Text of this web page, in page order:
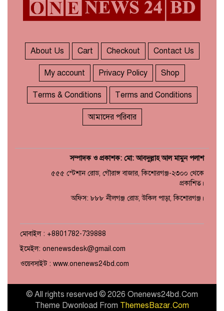
About Us Cart Checkout Contact Us
My account Privacy Policy Shop
Terms & Conditions Terms and Conditions
আমাদের পরিবার
সম্পাদক ও প্রকাশক: মো: আবদুল্লাহ আল মামুন পলাশ
৫৫৫ স্টেশান রোড, গৌরাঙ্গ বাজার, কিশোরগঞ্জ-২৩০০ থেকে
প্রকাশিত।
অফিস: ৮৮৮ নীলগঞ্জ রোড, উকিল পাড়া, কিশোরগঞ্জ।
মোবাইল : +8801782-739888
ইমেইল: onenewsdesk@gmail.com
ওয়েবসাইট : www.onenews24bd.com
© All rights reserved © 2026 Onenews24bd.Com
Theme Dwonload From ThemesBazar.Com